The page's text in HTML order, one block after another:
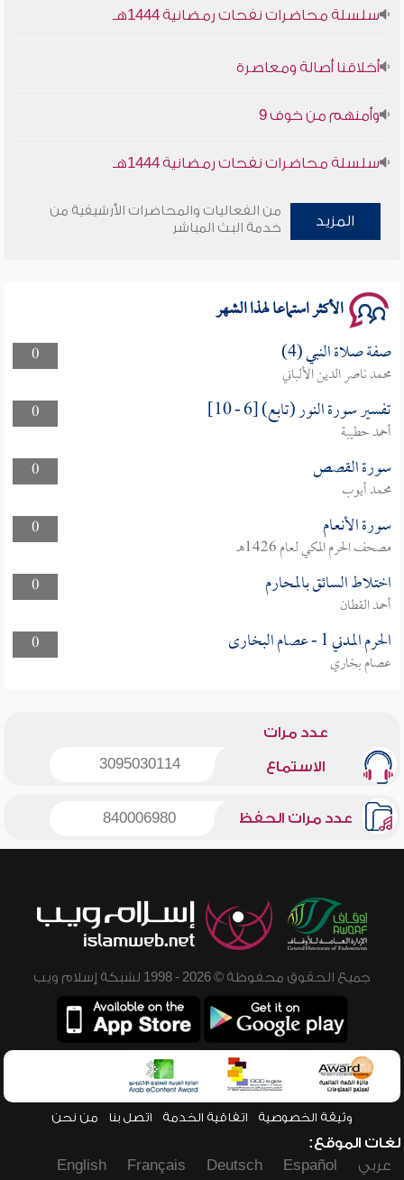
المزيد
من الفعاليات والمحاضرات الأرشيفية من
خدمة البث المباشر
الأكثر استماعا لهذا الشهر
0 صفة صلاة النبي (4)
محمد ناصر الدين الألباني
0
تفسير سورة النور (تابع) [6 - 10]
أحمد حطيبة
0
سورة القصص
محمد أيوب
0
سورة الأنعام
مصحف الحرم المكي لعام 1426هـ
0
اختلاط السائق بالمحارم
أحمد القطان
0
الحرم المدني 1 - عصام البخارى
عصام بخاري
عدد مرات
الاستماع 3095030114
عدد مرات الحفظ 840006980
جميع الحقوق محفوظة © 2026 - 1998 لشبكة إسلام ويب
وثيقة الخصوصية اتفاقية الخدمة اتصل بنا من نحن
لغات الموقع:
عربي
Español
Deutsch
Français
English